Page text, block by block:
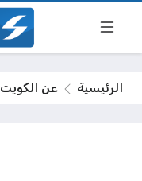
الرئيسية عن الكويت